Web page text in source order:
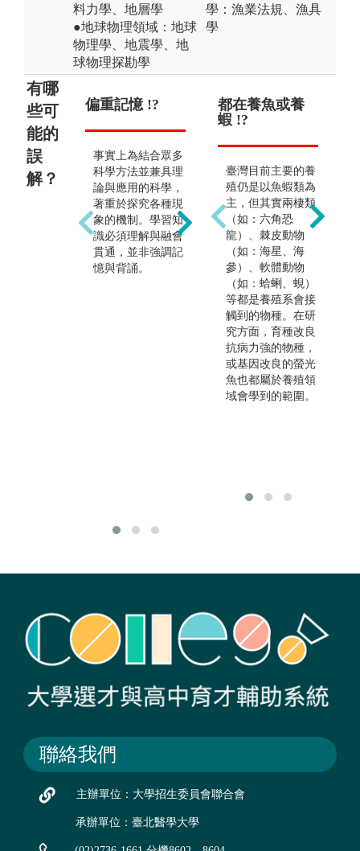
料力學、地層學
●地球物理領域：地球
物理學、地震學、地
球物理探勘學
學：漁業法規、漁具
學
有哪
些可
能的
誤
解？
偏重記憶 !?
事實上為結合眾多
科學方法並兼具理
論與應用的科學，
著重於探究各種現
象的機制。學習知
識必須理解與融會
貫通，並非強調記
憶與背誦。
野外觀測 !?
學的研究方法之
一，尤其近來所發
生的自然災害，若
沒有親歷現場很難
了解事件的全貌。
隨科技的進展和訊
號傳輸技術提昇，
已有相當多室內取
得資料的方式與室
內分析的研究工
作。室內資料分析
研究和野外調查工
作，可依個人興趣
選擇。
都在養魚或養
蝦 !?
臺灣目前主要的養
殖仍是以魚蝦類為
主，但其實兩棲類
（如：六角恐
龍）、棘皮動物
（如：海星、海
參）、軟體動物
（如：蛤蜊、蜆）
等都是養殖系會接
觸到的物種。在研
究方面，育種改良
抗病力強的物種，
或基因改良的螢光
魚也都屬於養殖領
域會學到的範圍。
聯絡我們
主辦單位：大學招生委員會聯合會
承辦單位：臺北醫學大學